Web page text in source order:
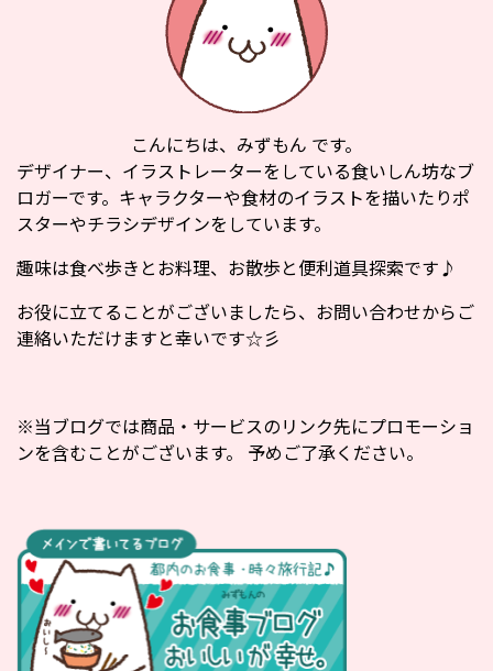
こんにちは、みずもん です。
デザイナー、イラストレーターをしている食いしん坊なブ
ロガーです。キャラクターや食材のイラストを描いたりポ
スターやチラシデザインをしています。
趣味は食べ歩きとお料理、お散歩と便利道具探索です♪
お役に立てることがございましたら、お問い合わせからご
連絡いただけますと幸いです☆彡
※当ブログでは商品・サービスのリンク先にプロモーショ
ンを含むことがございます。 予めご了承ください。